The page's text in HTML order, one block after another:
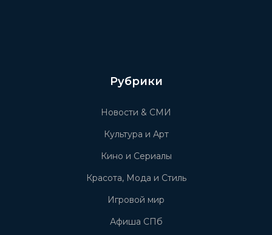
Рубрики
Новости & СМИ
Культура и Арт
Кино и Сериалы
Красота, Мода и Стиль
Игровой мир
Афиша СПб